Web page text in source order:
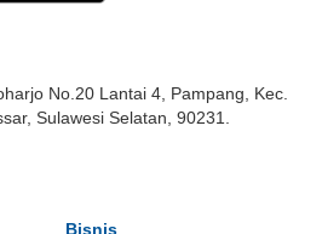
No.20 Lantai 4, Pampang, Kec.
Sulawesi Selatan, 90231.
Bisnis